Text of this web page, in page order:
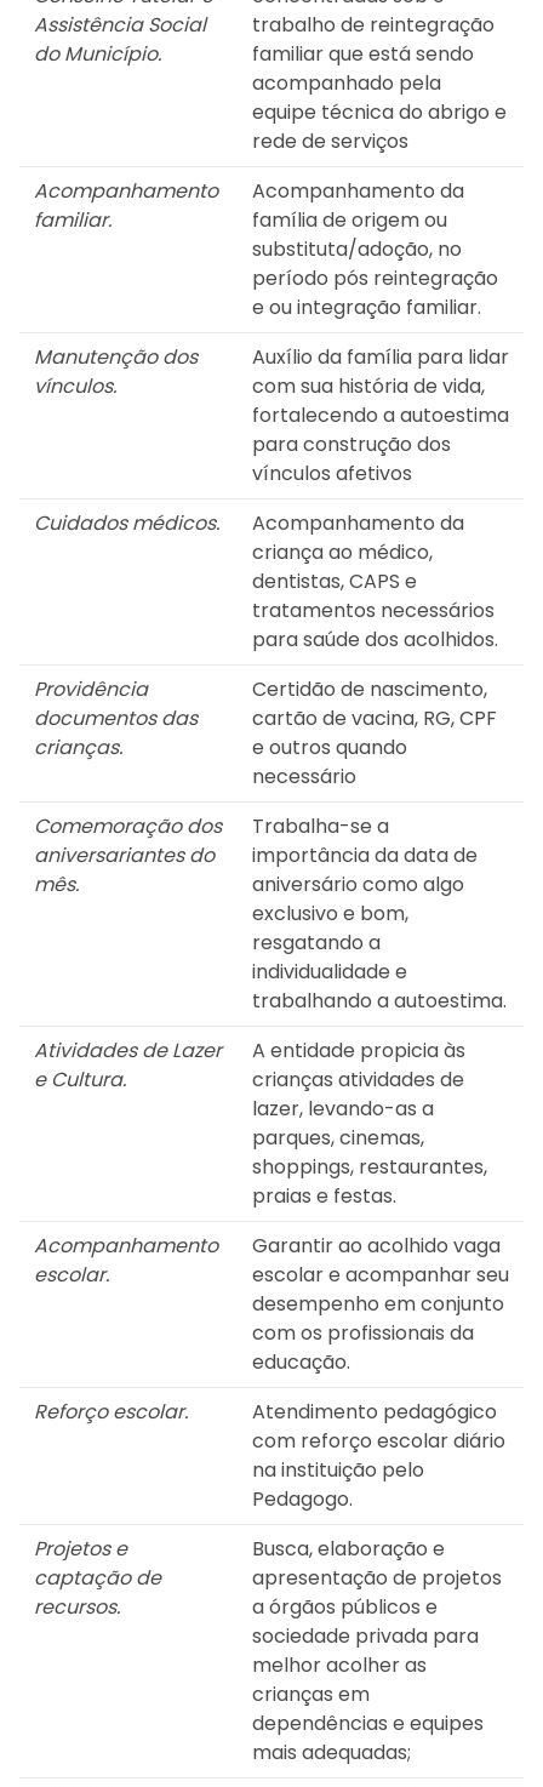
Assistência Social
do Município.
trabalho de reintegração
familiar que está sendo
acompanhado pela
equipe técnica do abrigo e
rede de serviços
Acompanhamento
familiar.
Acompanhamento da
família de origem ou
substituta/adoção, no
período pós reintegração
e ou integração familiar.
Manutenção dos
vínculos.
Auxílio da família para lidar
com sua história de vida,
fortalecendo a autoestima
para construção dos
vínculos afetivos
Cuidados médicos.
Acompanhamento da
criança ao médico,
dentistas, CAPS e
tratamentos necessários
para saúde dos acolhidos.
Providência
documentos das
crianças.
Certidão de nascimento,
cartão de vacina, RG, CPF
e outros quando
necessário
Comemoração dos
aniversariantes do
mês.
Trabalha-se a
importância da data de
aniversário como algo
exclusivo e bom,
resgatando a
individualidade e
trabalhando a autoestima.
Atividades de Lazer
e Cultura.
A entidade propicia às
crianças atividades de
lazer, levando-as a
parques, cinemas,
shoppings, restaurantes,
praias e festas.
Acompanhamento
escolar.
Garantir ao acolhido vaga
escolar e acompanhar seu
desempenho em conjunto
com os profissionais da
educação.
Reforço escolar.
Atendimento pedagógico
com reforço escolar diário
na instituição pelo
Pedagogo.
Projetos e
captação de
recursos.
Busca, elaboração e
apresentação de projetos
a órgãos públicos e
sociedade privada para
melhor acolher as
crianças em
dependências e equipes
mais adequadas;